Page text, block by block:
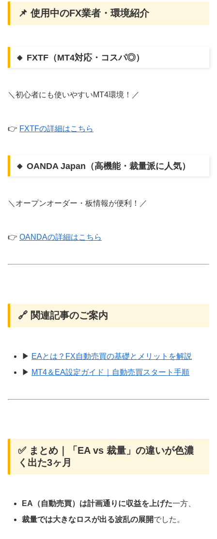
📌 使用中のFX業者・環境紹介
🔸 FXTF（MT4対応・コスパ◎）
＼初心者にも使いやすいMT4環境！／
👉 FXTFの詳細はこちら
🔸 OANDA Japan（高機能・裁量派に人気）
＼オープンオーダー・板情報が便利！／
👉 OANDAの詳細はこちら
🔗 関連記事のご案内
▶ EAとは？FX自動売買の基礎とメリットを解説
▶ MT4＆EA設定ガイド｜自動売買スタート手順
✅ まとめ｜「EA vs 裁量」の違いが色濃
く出た3ヶ月
EA（自動売買）は計画通りに収益を上げた一方、
裁量では大きなロスが出る波乱の展開でした。